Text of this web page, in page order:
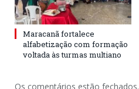
Maracanã fortalece
alfabetização com formação
voltada às turmas multiano
Os comentários estão fechados.